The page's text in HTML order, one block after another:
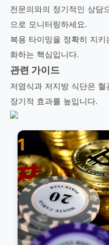
전문의와의 정기적인 상담
으로 모니터링하세요.
복용 타이밍을 정확히 지
화하는 핵심입니다.
관련 가이드
저염식과 저지방 식단은
장기적 효과를 높입니다.
1